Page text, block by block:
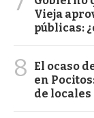
Vieja
públicas:
8
El ocaso
en
de